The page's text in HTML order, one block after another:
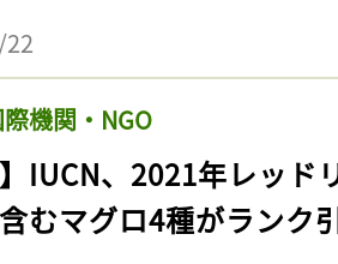
機関・NGO
】IUCN、2021年レッ
むマグロ4種がランク